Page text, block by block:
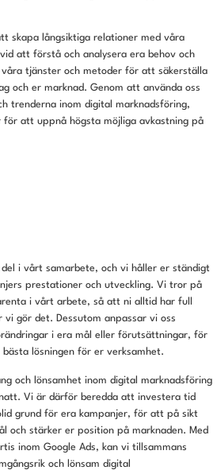
skapa långsiktiga relationer med våra
att förstå och analysera era behov och
tjänster och metoder för att säkerställa
och er marknad. Genom att använda oss
trenderna inom digital marknadsföring,
att uppnå högsta möjliga avkastning på
i vårt samarbete, och vi håller er ständigt
prestationer och utveckling. Vi tror på
i vårt arbete, så att ni alltid har full
gör det. Dessutom anpassar vi oss
i era mål eller förutsättningar, för
lösningen för er verksamhet.
och lönsamhet inom digital marknadsföring
Vi är därför beredda att investera tid
grund för era kampanjer, för att på sikt
och stärker er position på marknaden. Med
inom Google Ads, kan vi tillsammans
och lönsam digital